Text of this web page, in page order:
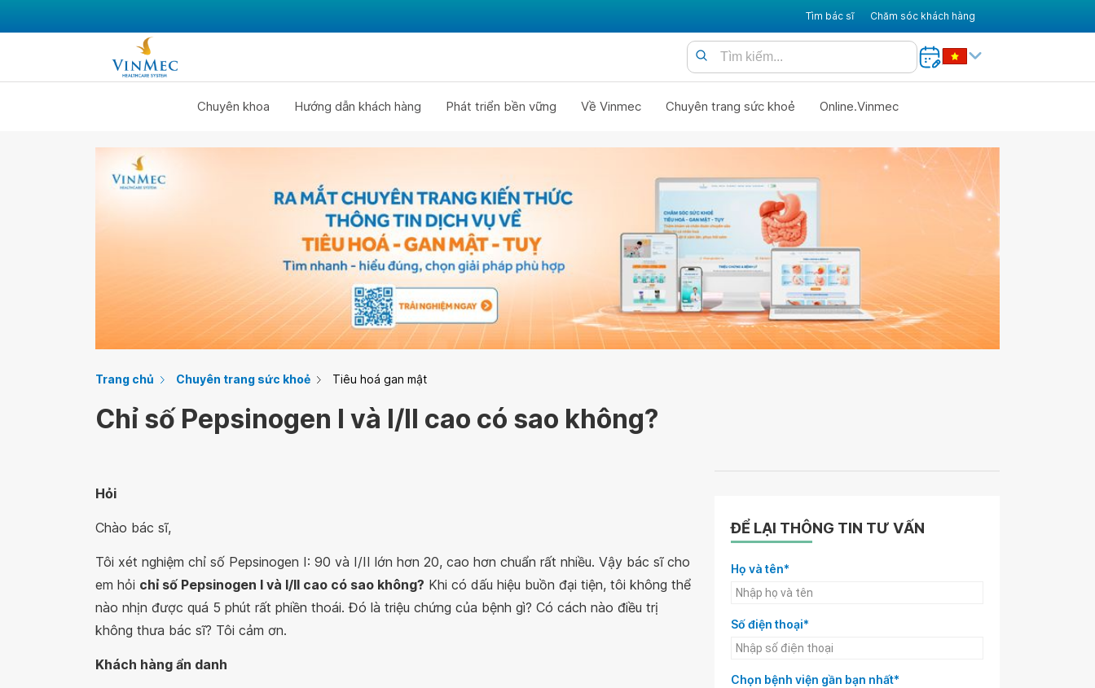
Tìm bác sĩ Chăm sóc khách hàng
Chuyên khoa Hướng dẫn khách hàng Phát triển bền vững Về Vinmec Chuyên trang sức khoẻ Online.Vinmec
Trang chủ Chuyên trang sức khoẻ Tiêu hoá gan mật
Chỉ số Pepsinogen I và I/II cao có sao không?
Hỏi
Chào bác sĩ,
Tôi xét nghiệm chỉ số Pepsinogen I: 90 và I/II lớn hơn 20, cao hơn chuẩn rất nhiều. Vậy bác sĩ cho
em hỏi chỉ số Pepsinogen I và I/II cao có sao không? Khi có dấu hiệu buồn đại tiện, tôi không thể
nào nhịn được quá 5 phút rất phiền thoái. Đó là triệu chứng của bệnh gì? Có cách nào điều trị
không thưa bác sĩ? Tôi cảm ơn.
Khách hàng ẩn danh
ĐỂ LẠI THÔNG TIN TƯ VẤN
Họ và tên*
Số điện thoại*
Chọn bệnh viện gần bạn nhất*